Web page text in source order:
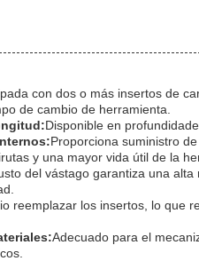
con dos o más insertos de
de cambio de herramienta.
Disponible en
Proporciona suministro
y una mayor vida útil de la
del vástago garantiza una
reemplazar los insertos, lo que
Adecuado para el